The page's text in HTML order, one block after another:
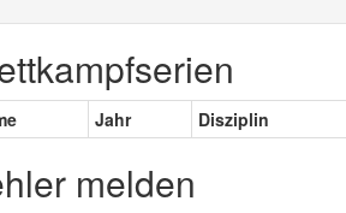
Jahr Disziplin
melden